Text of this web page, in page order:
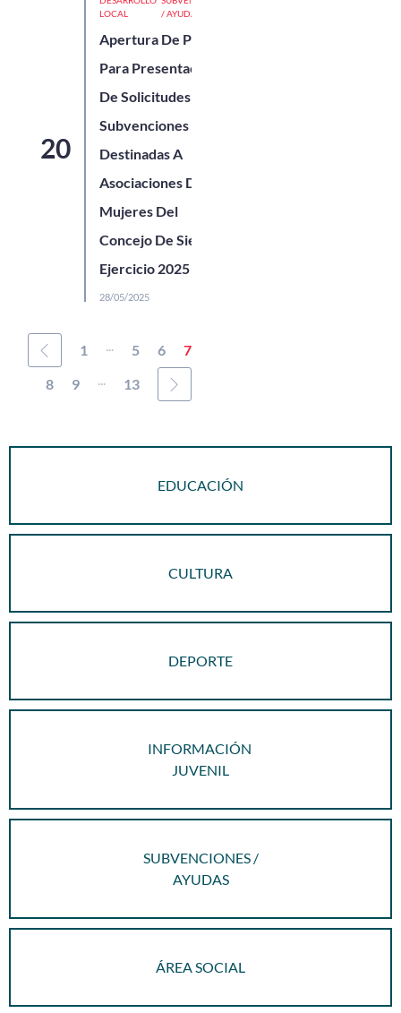
EDUCACIÓN
CULTURA
DEPORTE
INFORMACIÓN
JUVENIL
SUBVENCIONES /
AYUDAS
ÁREA SOCIAL
LOCAL
/ AYUDAS
Apertura De Plazo
Para Presentación
De Solicitudes De
Subvenciones
Destinadas A
Asociaciones De
Mujeres Del
Concejo De Siero,
Ejercicio 2025
28/05/2025
1 5 6
7
8
9 13